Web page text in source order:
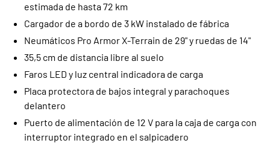
estimada de hasta 72 km
Cargador de a bordo de 3 kW instalado de fábrica
Neumáticos Pro Armor X-Terrain de 29" y ruedas de 14"
35,5 cm de distancia libre al suelo
Faros LED y luz central indicadora de carga
Placa protectora de bajos integral y parachoques
delantero
Puerto de alimentación de 12 V para la caja de carga con
interruptor integrado en el salpicadero